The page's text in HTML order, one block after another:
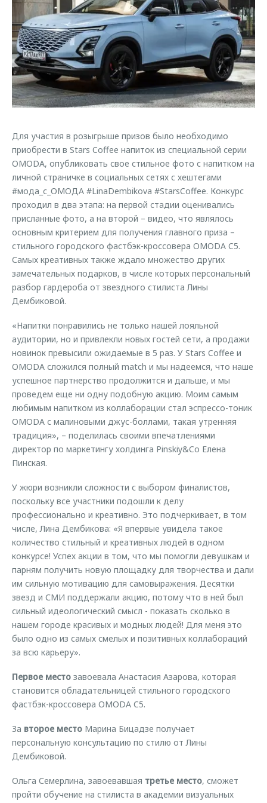
Страхование
Кредитный калькулятор
Аксессуары
Одежда и сувениры
Оригинальные аксессуары
Запчасти
Трейд-ин
Калькулятор трейд-ин
Руководства по эксплуатации
Клиентская поддержка
O&J Автоклуб
Клуб владельцев OMODA
Приложение O&J
Одежда и сувениры
Оригинальные аксессуары
Запчасти
Обратная связь
Для участия в розыгрыше призов было необходимо
приобрести в Stars Coffee напиток из специальной серии
OMODA, опубликовать свое стильное фото с напитком на
личной страничке в социальных сетях с хештегами
#мода_с_ОМОДА #LinaDembikova #StarsCoffee. Конкурс
проходил в два этапа: на первой стадии оценивались
присланные фото, а на второй – видео, что являлось
основным критерием для получения главного приза –
стильного городского фастбэк-кроссовера OMODA C5.
Самых креативных также ждало множество других
замечательных подарков, в числе которых персональный
разбор гардероба от звездного стилиста Лины
Дембиковой.
«Напитки понравились не только нашей лояльной
аудитории, но и привлекли новых гостей сети, а продажи
новинок превысили ожидаемые в 5 раз. У Stars Coffee и
OMODA сложился полный match и мы надеемся, что наше
успешное партнерство продолжится и дальше, и мы
проведем еще ни одну подобную акцию. Моим самым
любимым напитком из коллаборации стал эспрессо-тоник
OMODA с малиновыми джус-боллами, такая утренняя
традиция», – поделилась своими впечатлениями
директор по маркетингу холдинга Pinskiy&Co Елена
Пинская.
У жюри возникли сложности с выбором финалистов,
поскольку все участники подошли к делу
профессионально и креативно. Это подчеркивает, в том
числе, Лина Дембикова: «Я впервые увидела такое
количество стильный и креативных людей в одном
конкурсе! Успех акции в том, что мы помогли девушкам и
парням получить новую площадку для творчества и дали
им сильную мотивацию для самовыражения. Десятки
звезд и СМИ поддержали акцию, потому что в ней был
сильный идеологический смысл - показать сколько в
нашем городе красивых и модных людей! Для меня это
было одно из самых смелых и позитивных коллабораций
за всю карьеру».
Первое место завоевала Анастасия Азарова, которая
становится обладательницей стильного городского
фастбэк-кроссовера OMODA C5.
За второе место Марина Бицадзе получает
персональную консультацию по стилю от Лины
Дембиковой.
Ольга Семерлина, завоевавшая третье место, сможет
пройти обучение на стилиста в академии визуальных